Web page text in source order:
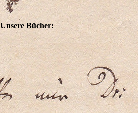
Unsere Bücher: